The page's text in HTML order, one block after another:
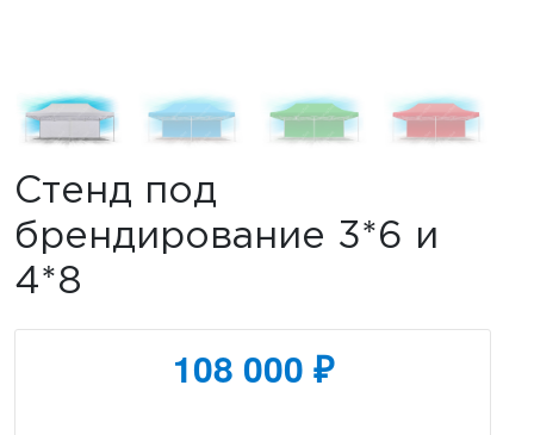
Стенд под
брендирование 3*6 и
4*8
108 000 ₽